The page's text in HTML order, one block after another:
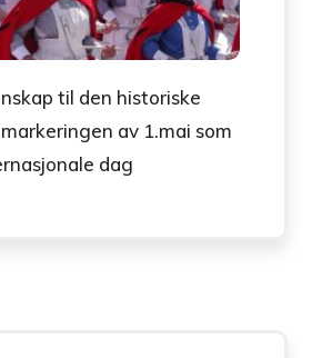
til den historiske
av 1.mai som
dag